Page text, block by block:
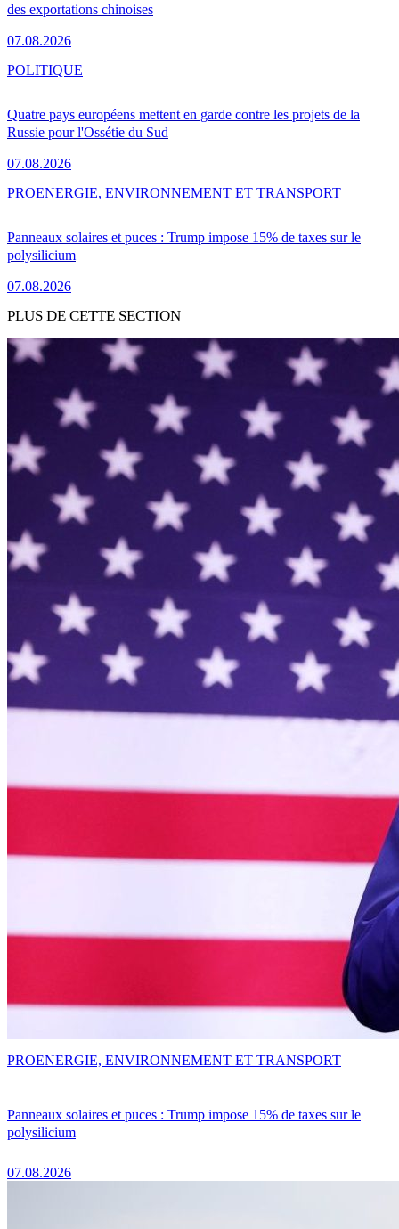
des exportations chinoises
07.08.2026
Quatre pays européens mettent en garde contre les projets de la
Russie pour l'Ossétie du Sud
07.08.2026
POLITIQUE
Panneaux solaires et puces : Trump impose 15% de taxes sur le
polysilicium
07.08.2026
PROENERGIE, ENVIRONNEMENT ET TRANSPORT
PLUS DE CETTE SECTION
Panneaux solaires et puces : Trump impose 15% de taxes sur le
polysilicium
07.08.2026
PROENERGIE, ENVIRONNEMENT ET TRANSPORT